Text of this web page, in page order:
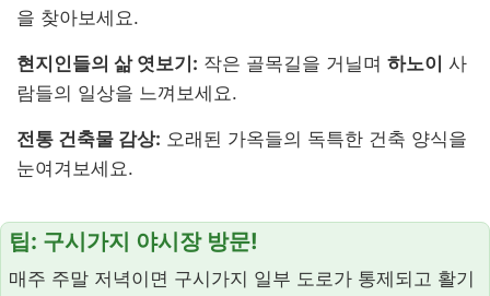
을 찾아보세요.
현지인들의 삶 엿보기: 작은 골목길을 거닐며 하노이 사
람들의 일상을 느껴보세요.
전통 건축물 감상: 오래된 가옥들의 독특한 건축 양식을
눈여겨보세요.
팁: 구시가지 야시장 방문!
매주 주말 저녁이면 구시가지 일부 도로가 통제되고 활기